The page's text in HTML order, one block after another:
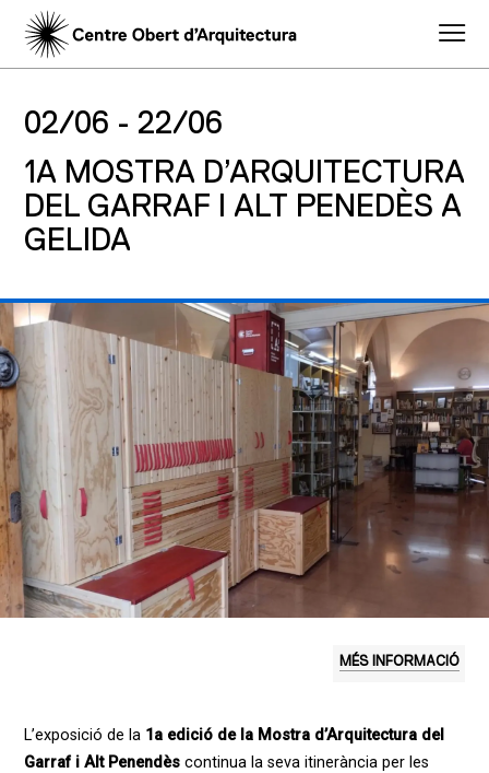
02/06 - 22/06
1A MOSTRA D’ARQUITECTURA
DEL GARRAF I ALT PENEDÈS A
GELIDA
MÉS INFORMACIÓ
L’exposició de la 1a edició de la Mostra d’Arquitectura del
Garraf i Alt Penendèscontinua la seva itinerància per les